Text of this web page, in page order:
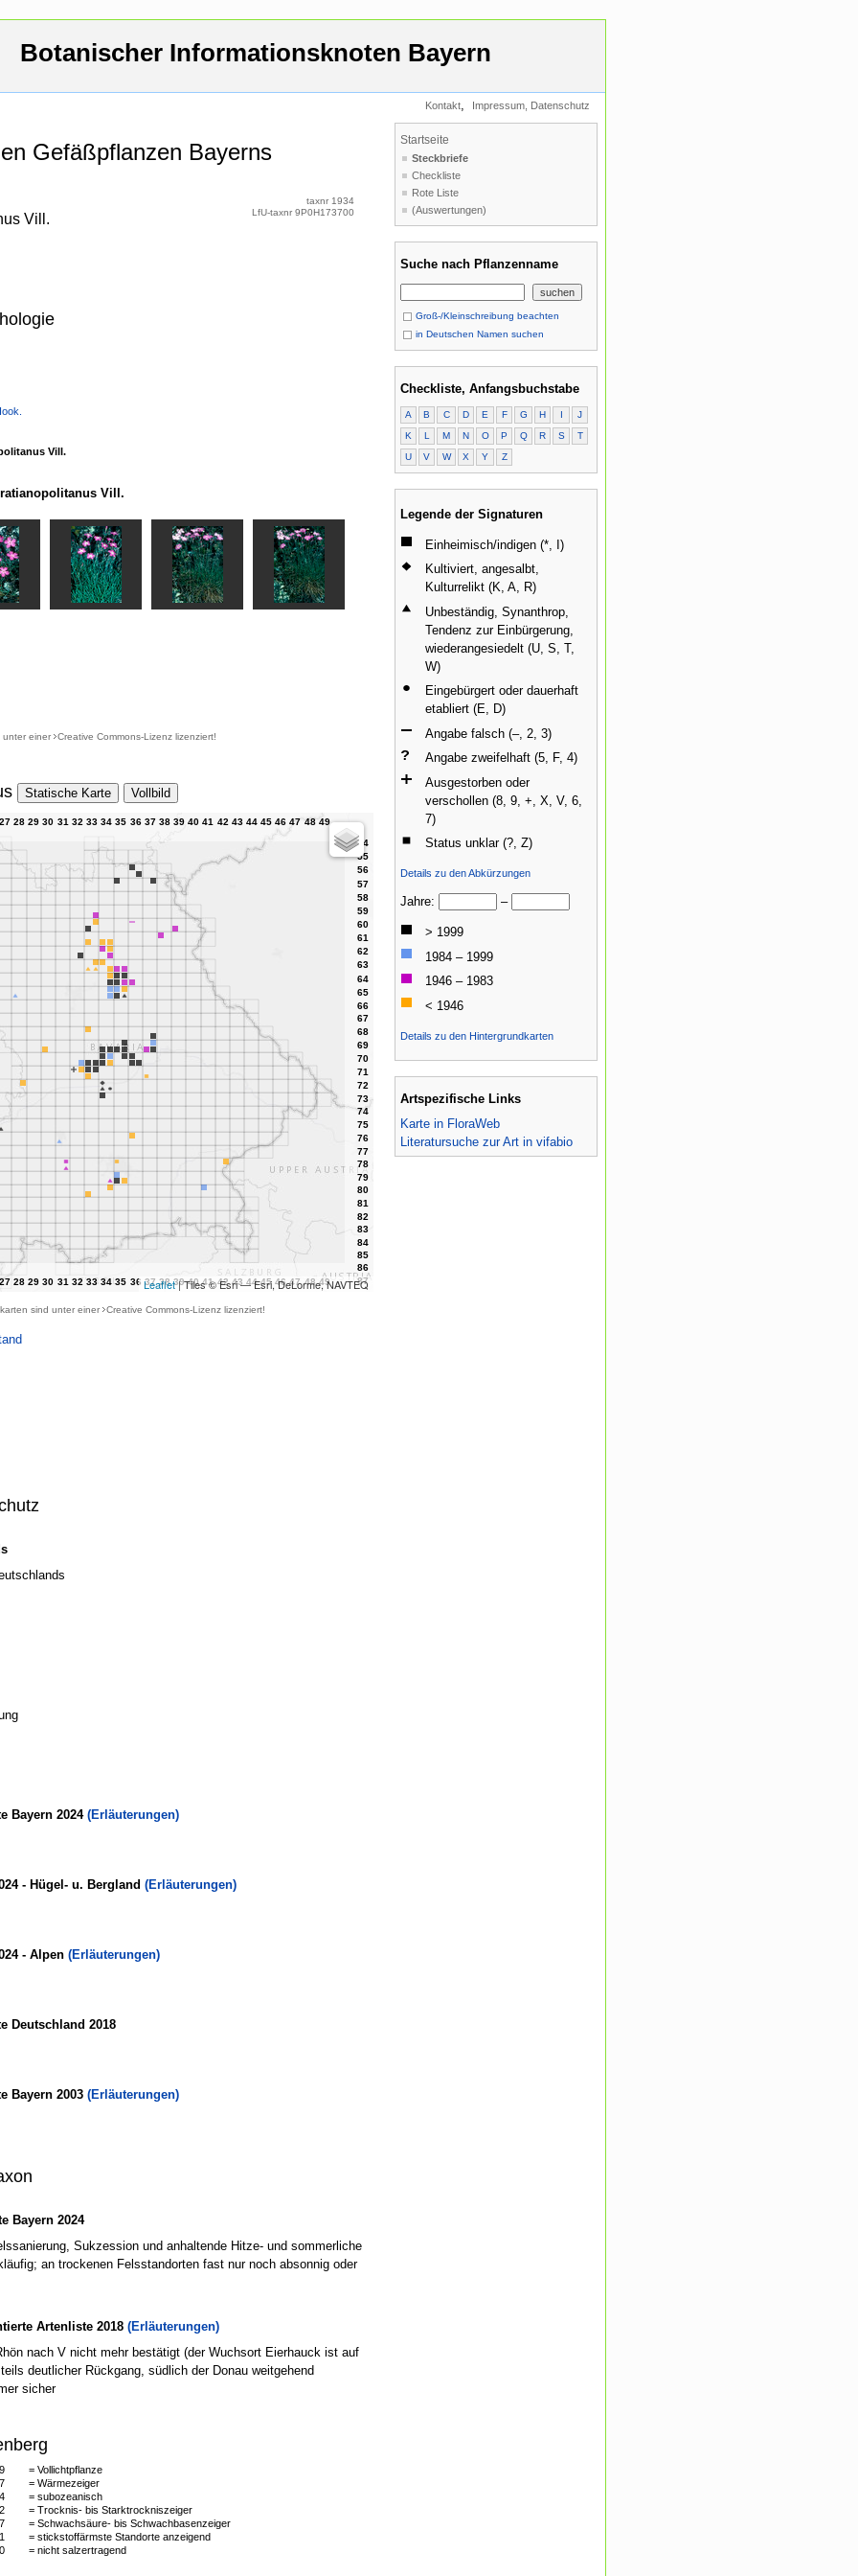
Botanischer Informationsknoten Bayern
Kontakt, Impressum, Datenschutz
Gefäßpflanzen Bayerns
Vill.
taxnr 1934
LfU-taxnr 9P0H173700
Vill.
Vill.
unter einer Creative Commons-Lizenz lizenziert!
Statische Karte Vollbild
Leaflet| Tiles © Esri — Esri, DeLorme, NAVTEQ
sind unter einer Creative Commons-Lizenz lizenziert!
Bayern 2024 (Erläuterungen)
- Hügel- u. Bergland (Erläuterungen)
- Alpen (Erläuterungen)
Deutschland 2018
Bayern 2003 (Erläuterungen)
Bayern 2024
Sukzession und anhaltende Hitze- und sommerliche
an trockenen Felsstandorten fast nur noch absonnig oder
Artenliste 2018 (Erläuterungen)
nach V nicht mehr bestätigt (der Wuchsort Eierhauck ist auf
deutlicher Rückgang, südlich der Donau weitgehend
sicher
9
= Vollichtpflanze
7
= Wärmezeiger
4
= subozeanisch
2
= Trocknis- bis Starktrockniszeiger
7
= Schwachsäure- bis Schwachbasenzeiger
1
= stickstoffärmste Standorte anzeigend
0
= nicht salzertragend
Startseite
Steckbriefe
Checkliste
Rote Liste
(Auswertungen)
Suche nach Pflanzenname
Groß-/Kleinschreibung beachten
in Deutschen Namen suchen
Checkliste, Anfangsbuchstabe
A B C D E F G H I
J
K
L M N O P Q R S
T
U
V W X Y Z
Legende der Signaturen
Einheimisch/indigen (*, I)
Kultiviert, angesalbt,
Kulturrelikt (K, A, R)
Unbeständig, Synanthrop,
Tendenz zur Einbürgerung,
wiederangesiedelt (U, S, T,
W)
Eingebürgert oder dauerhaft
etabliert (E, D)
Angabe falsch (–, 2, 3)
Angabe zweifelhaft (5, F, 4)
Ausgestorben oder
verschollen (8, 9, +, X, V, 6,
7)
Status unklar (?, Z)
Details zu den Abkürzungen
Jahre: –
> 1999
1984 – 1999
1946 – 1983
< 1946
Details zu den Hintergrundkarten
Artspezifische Links
Karte in FloraWeb
Literatursuche zur Art in vifabio